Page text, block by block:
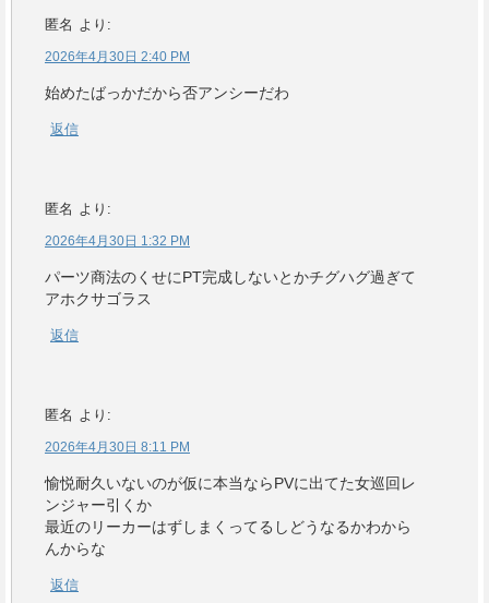
匿名 より:
2026年4月30日 2:40 PM
始めたばっかだから否アンシーだわ
返信
匿名 より:
2026年4月30日 1:32 PM
パーツ商法のくせにPT完成しないとかチグハグ過ぎて
アホクサゴラス
返信
匿名 より:
2026年4月30日 8:11 PM
愉悦耐久いないのが仮に本当ならPVに出てた女巡回レ
ンジャー引くか
最近のリーカーはずしまくってるしどうなるかわから
んからな
返信